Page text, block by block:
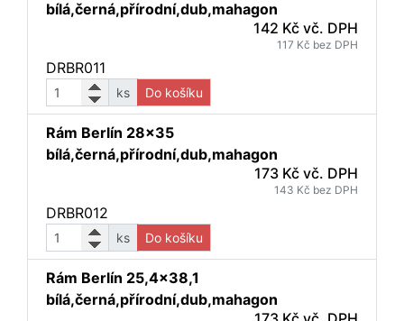
bílá,černá,přírodní,dub,mahagon
142 Kč vč. DPH
117 Kč bez DPH
DRBR011
ks Do košíku
Rám Berlín 28x35
bílá,černá,přírodní,dub,mahagon
173 Kč vč. DPH
143 Kč bez DPH
DRBR012
ks Do košíku
Rám Berlín 25,4x38,1
bílá,černá,přírodní,dub,mahagon